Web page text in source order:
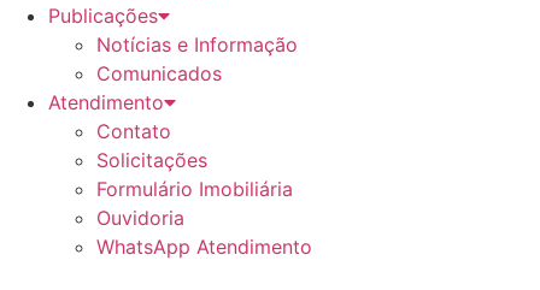
Publicações
Notícias e Informação
Comunicados
Atendimento
Contato
Solicitações
Formulário Imobiliária
Ouvidoria
WhatsApp Atendimento